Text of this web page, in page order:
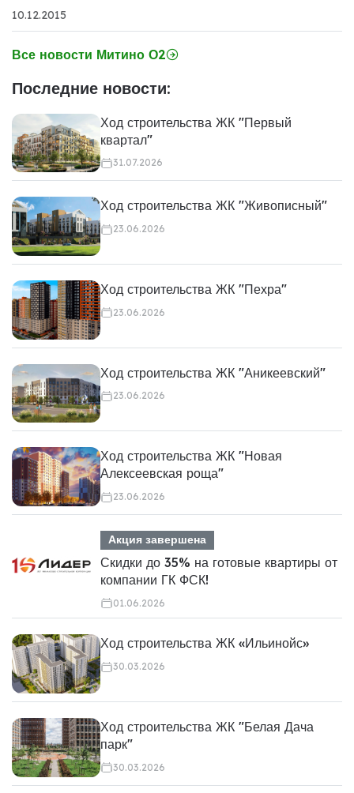
10.12.2015
Все новости Митино О2
Последние новости:
Ход строительства ЖК "Первый
квартал"
31.07.2026
Ход строительства ЖК "Живописный"
23.06.2026
Ход строительства ЖК "Пехра"
23.06.2026
Ход строительства ЖК "Аникеевский"
23.06.2026
Ход строительства ЖК "Новая
Алексеевская роща"
23.06.2026
Акция завершена
Скидки до 35% на готовые квартиры от
компании ГК ФСК!
01.06.2026
Ход строительства ЖК «Ильинойс»
30.03.2026
Ход строительства ЖК "Белая Дача
парк"
30.03.2026